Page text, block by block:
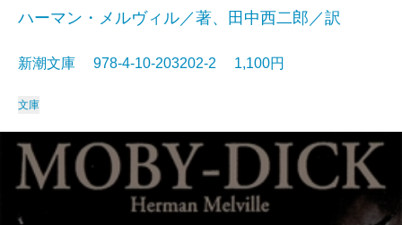
ハーマン・メルヴィル／著、田中西二郎／訳
新潮文庫 978-4-10-203202-2 1,100円
文庫